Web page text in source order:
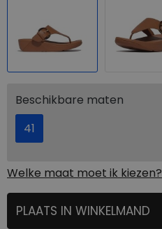
Beschikbare maten
41
Welke maat moet ik kiezen?
PLAATS IN WINKELMAND